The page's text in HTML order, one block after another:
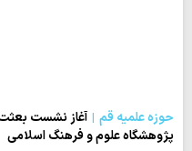
حوزه علمیه قم
آغاز نشست
پژوهشگاه علوم و فرهنگ اسلامی